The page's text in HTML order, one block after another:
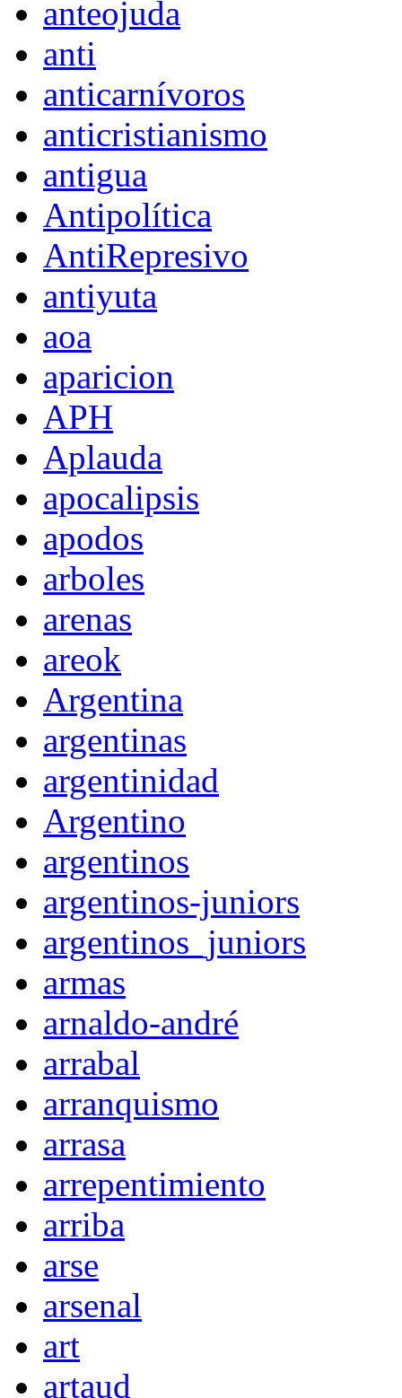
anteojuda
anti
anticarnívoros
anticristianismo
antigua
Antipolítica
AntiRepresivo
antiyuta
aoa
aparicion
APH
Aplauda
apocalipsis
apodos
arboles
arenas
areok
Argentina
argentinas
argentinidad
Argentino
argentinos
argentinos-juniors
argentinos_juniors
armas
arnaldo-andré
arrabal
arranquismo
arrasa
arrepentimiento
arriba
arse
arsenal
art
artaud